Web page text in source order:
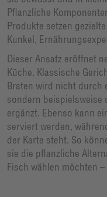
Pflanzliche
Produkte setzen
Kunkel,
Dieser Ansatz eröffnet
Küche. Klassische
Braten wird nicht durch
sondern beispielsweise
ergänzt. Ebenso kann
serviert werden,
der Karte steht. So
sie die pflanzliche
Fisch wählen möchten